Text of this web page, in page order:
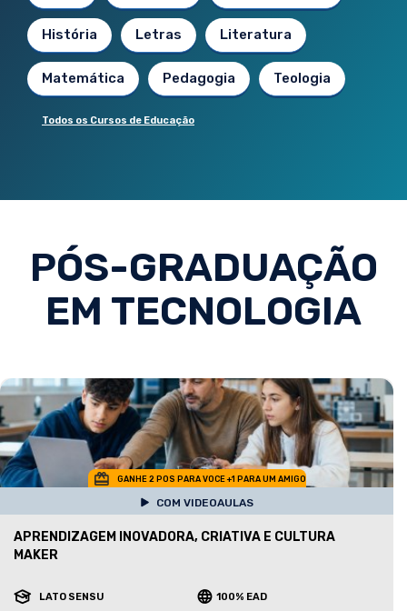
História Letras Literatura
Matemática Pedagogia Teologia
Todos os Cursos de Educação
PÓS-GRADUAÇÃO
EM TECNOLOGIA
GANHE 2 POS PARA VOCE +1 PARA UM AMIGO
COM VIDEOAULAS
APRENDIZAGEM INOVADORA, CRIATIVA E CULTURA
MAKER
LATO SENSU 100% EAD